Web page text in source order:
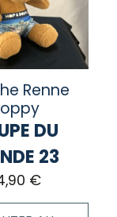
Renne
DU
23
€